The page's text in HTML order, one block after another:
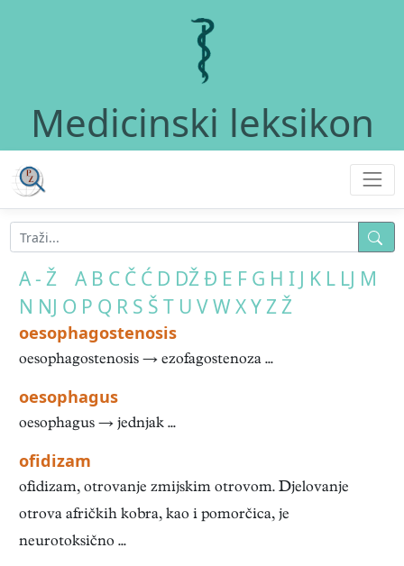
Medicinski leksikon
A - Ž A B C Č Ć D DŽĐ E F G H I J K L LJ M
N NJ O P Q R S Š T U VW XYZŽ
oesophagostenosis
oesophagostenosis → ezofagostenoza ...
oesophagus
oesophagus → jednjak ...
ofidizam
ofidizam, otrovanje zmijskim otrovom. Djelovanje
otrova afričkih kobra, kao i pomorčica, je
neurotoksično ...